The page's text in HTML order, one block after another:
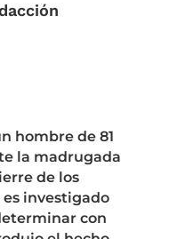
hombre de 81
la madrugada
de los
investigado
con